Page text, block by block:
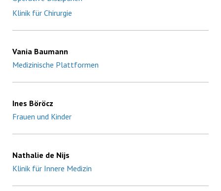
Klinik für Chirurgie
Vania Baumann
Medizinische Plattformen
Ines Böröcz
Frauen und Kinder
Nathalie de Nijs
Klinik für Innere Medizin